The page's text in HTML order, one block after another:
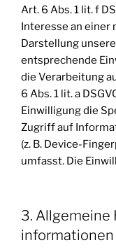
Art. 6 Abs. 1 lit. f
Interesse an einer
Darstellung
entsprechende
die Verarbeitung
6 Abs. 1 lit. a
Einwilligung die
Zugriff auf
(z. B. Device-
umfasst. Die
3.
informationen